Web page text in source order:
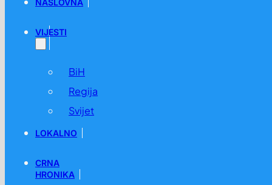
NASLOVNA
VIJESTI
BiH
Regija
Svijet
LOKALNO
CRNA
HRONIKA